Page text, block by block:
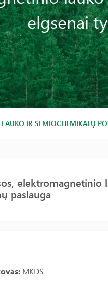
elgsenai
IR SEMIOCHEMIKALŲ
elektromagnetinio
paslauga
MKDS